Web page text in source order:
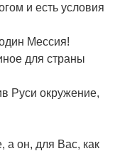
и есть условия
Мессия!
для страны
Руси окружение,
а он, для Вас, как